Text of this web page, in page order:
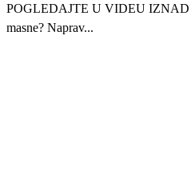
POGLEDAJTE U VIDEU IZNAD
masne? Naprav...